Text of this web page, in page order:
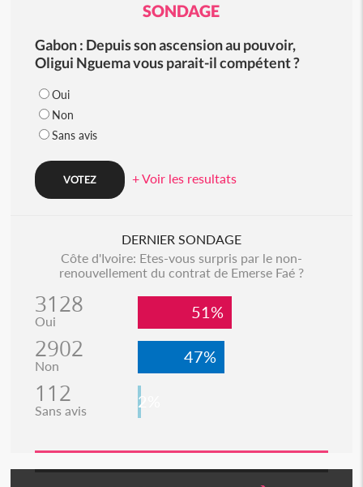
SONDAGE
Gabon : Depuis son ascension au pouvoir,
Oligui Nguema vous parait-il compétent ?
Oui
Non
Sans avis
+ Voir les resultats
DERNIER SONDAGE
Côte d'Ivoire: Etes-vous surpris par le non-
renouvellement du contrat de Emerse Faé ?
3128
Oui 51%
2902
Non 47%
112
Sans avis 2%